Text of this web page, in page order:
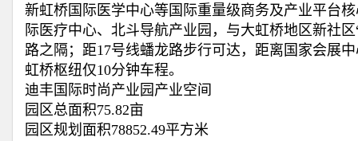
新虹桥国际医学中心等国际重量级商务及产业平台
际医疗中心、北斗导航产业园，与大虹桥地区新社
路之隔；距17号线蟠龙路步行可达，距离国家会展
虹桥枢纽仅10分钟车程。
迪丰国际时尚产业园产业空间
园区总面积75.82亩
园区规划面积78852.49平方米